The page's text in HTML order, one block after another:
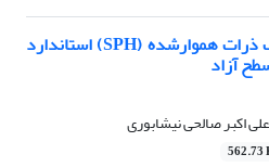
ارایه یک مدل هیدرودینامیک ذرات هموارشده (SPH) استاندارد
آزاد
اکبر صالحی نیشابوری
562.73